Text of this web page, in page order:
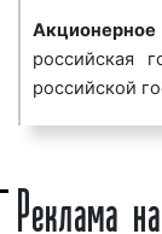
низкие
Реклама в
клиенты
российская
российской
Член
являлась
унитарным
Реклама